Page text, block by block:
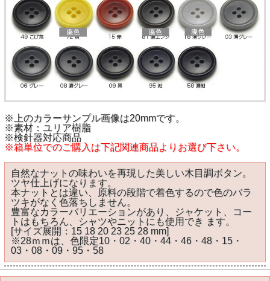
※上のカラーサンプル画像は20mmです。
※素材：ユリア樹脂
※検針器対応商品
※箱単位でのご購入は下記関連商品よりお選び下さい。
自然なナットの味わいを再現した美しい木目調ボタン。
ツヤ仕上げになります。
本ナットとは違い、原料の段階で着色するので色のバラ
ツキがなく色落ちしません。
豊富なカラーバリエーションがあり、ジャケット、コー
トはもちろん、シャツやニットにも使用でき ます。
[サイズ展開：15 18 20 23 25 28 mm]
※28ｍｍは、色限定10・02・40・44・46・48・15・
03・08・09・95・58